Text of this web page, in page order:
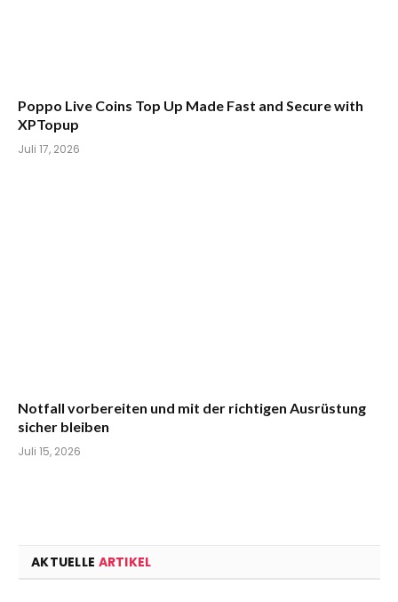
Poppo Live Coins Top Up Made Fast and Secure with
XPTopup
Juli 17, 2026
Notfall vorbereiten und mit der richtigen Ausrüstung
sicher bleiben
Juli 15, 2026
AKTUELLE ARTIKEL